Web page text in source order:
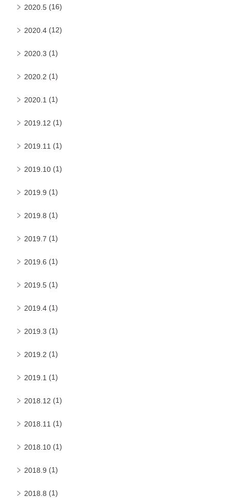
2020.5 (16)
2020.4 (12)
2020.3 (1)
2020.2 (1)
2020.1 (1)
2019.12 (1)
2019.11 (1)
2019.10 (1)
2019.9 (1)
2019.8 (1)
2019.7 (1)
2019.6 (1)
2019.5 (1)
2019.4 (1)
2019.3 (1)
2019.2 (1)
2019.1 (1)
2018.12 (1)
2018.11 (1)
2018.10 (1)
2018.9 (1)
2018.8 (1)